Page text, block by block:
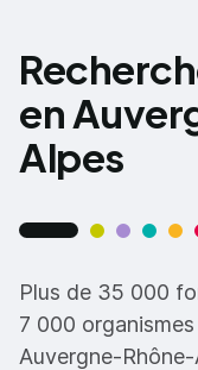
en
Alpes
Plus de 35 000
7 000
Auvergne-Rhône-